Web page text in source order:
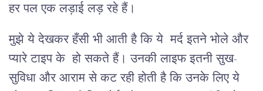
हर पल एक लड़ाई लड़ रहे हैं।
मुझे ये देखकर हँसी भी आती है कि ये मर्द इतने भोले और
प्यारे टाइप के हो सकते हैं। उनकी लाइफ इतनी सुख-
सुविधा और आराम से कट रही होती है कि उनके लिए ये